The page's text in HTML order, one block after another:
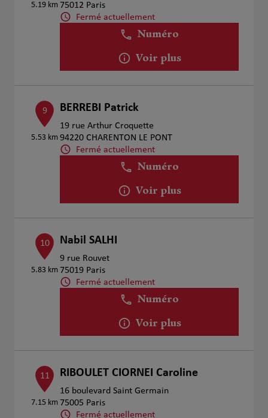
5.19 km 75012 Paris
Fermé actuellement
Numéro
Voir plus
9
5.53 km
BERREBI Patrick
19 rue Arthur Croquette
94220 CHARENTON LE PONT
Fermé actuellement
Numéro
Voir plus
10
5.83 km
Nabil SALHI
9 rue Rouvet
75019 Paris
Fermé actuellement
Numéro
Voir plus
11
7.15 km
RIBOULET CIORNEI Caroline
16 boulevard Saint Germain
75005 Paris
Fermé actuellement